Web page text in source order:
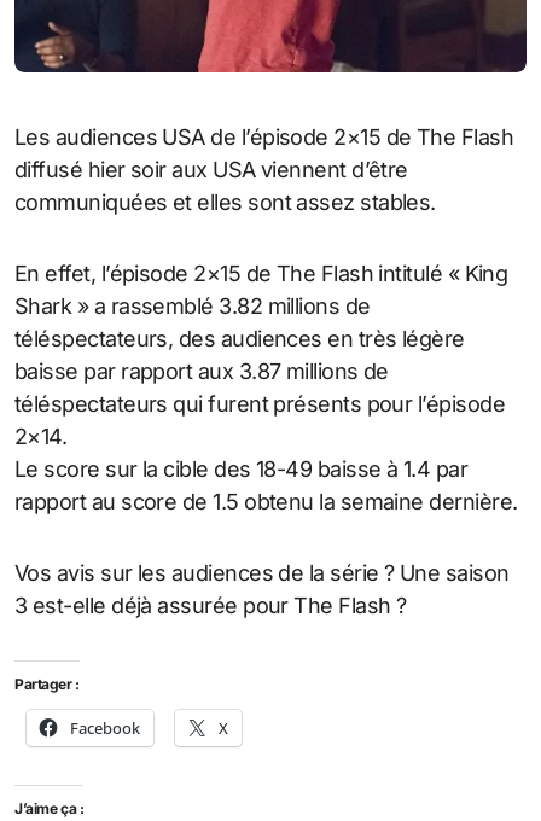
Les audiences USA de l’épisode 2×15 de The Flash
diffusé hier soir aux USA viennent d’être
communiquées et elles sont assez stables.
En effet, l’épisode 2×15 de The Flash intitulé « King
Shark » a rassemblé 3.82 millions de
téléspectateurs, des audiences en très légère
baisse par rapport aux 3.87 millions de
téléspectateurs qui furent présents pour l’épisode
2×14.
Le score sur la cible des 18-49 baisse à 1.4 par
rapport au score de 1.5 obtenu la semaine dernière.
Vos avis sur les audiences de la série ? Une saison
3 est-elle déjà assurée pour The Flash ?
Partager :
Facebook X
J’aime ça :